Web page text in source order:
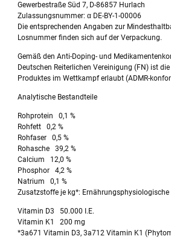
Gewerbestraße Süd 7, D-86857 Hurlach
Zulassungsnummer: α DE-BY-1-00006
Die entsprechenden Angaben zur
Losnummer finden sich auf der Verpackung.
Gemäß den Anti-Doping- und
Deutschen Reiterlichen Vereinigung (FN) ist
Produktes im Wettkampf erlaubt (ADMR-
Analytische Bestandteile
Rohprotein 0,1 %
Rohfett 0,2 %
Rohfaser 0,5 %
Rohasche 39,2 %
Calcium 12,0 %
Phosphor 4,2 %
Natrium 0,1 %
Zusatzstoffe je kg*:
Vitamin D3 50.000 I.E.
Vitamin K1 200 mg
*3a671 Vitamin D3, 3a712 Vitamin K1